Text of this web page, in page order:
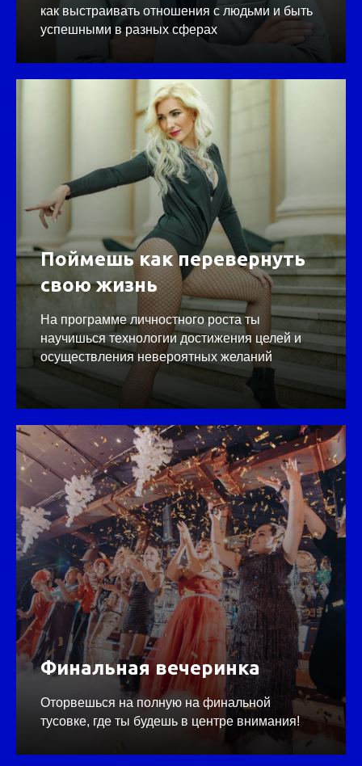
как выстраивать отношения с людьми и быть
успешными в разных сферах
Поймешь как перевернуть
свою жизнь
На программе личностного роста ты
научишься технологии достижения целей и
осуществления невероятных желаний
Финальная вечеринка
Оторвешься на полную на финальной
тусовке, где ты будешь в центре внимания!